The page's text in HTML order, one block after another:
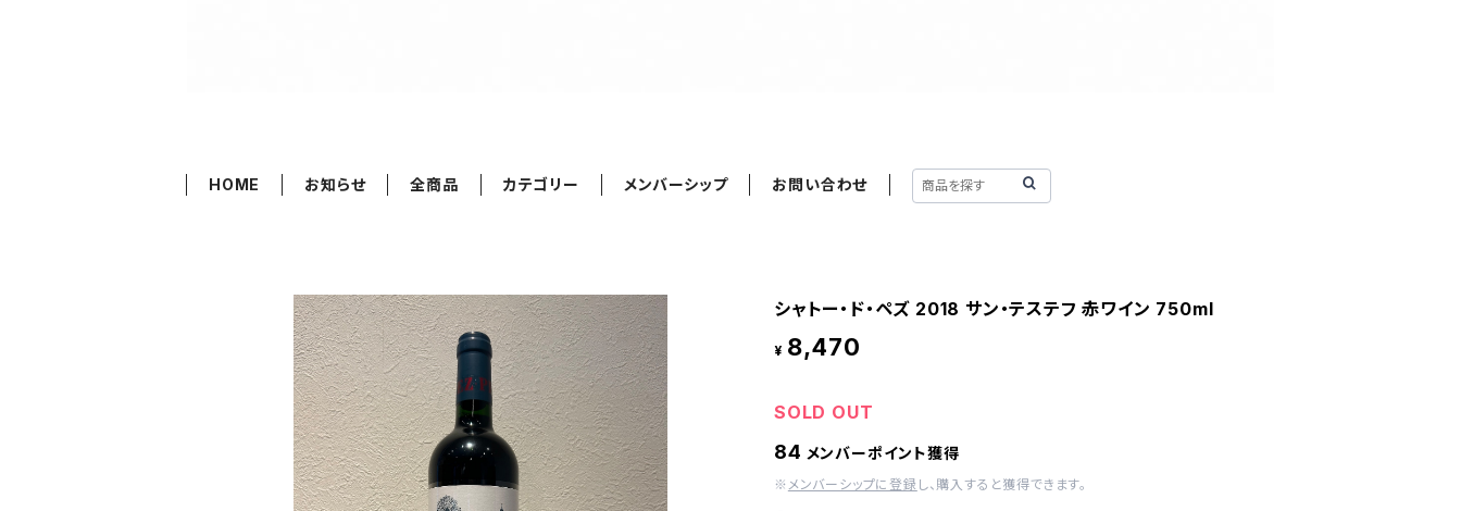
HOME お知らせ 全商品 カテゴリー メンバーシップ お問い合わせ
シャトー・ド・ペズ 2018 サン・テステフ 赤ワイン 750ml
¥ 8,470
SOLD OUT
84 メンバーポイント獲得
※ メンバーシップに登録 し、購入すると獲得できます。